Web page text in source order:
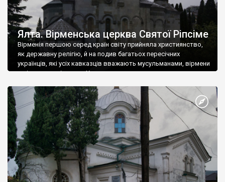
Ялта. Вірменська церква Святої Ріпсіме
Вірменія першою серед країн світу прийняла християнство,
як державну релігію, й на подив багатьох пересічних
українців, які усіх кавказців вважають мусульманами, вірмени
є відданими вірянами Христа